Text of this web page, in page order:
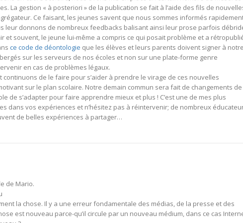
La gestion « à posteriori » de la publication se fait à l’aide des fils de
Ce faisant, les jeunes savent que nous sommes informés
leur donnons de nombreux feedbacks balisant ainsi leur prose parfois
et souvent, le jeune lui-même a compris ce qui posait problème et a
ce code de déontologie que les élèves et leurs parents doivent signer à notre
sur les serveurs de nos écoles et non sur une plate-forme genre
en cas de problèmes légaux.
de le faire pour s’aider à prendre le virage de ces nouvelles
sur le plan scolaire. Notre demain commun sera fait de changements de
de s’adapter pour faire apprendre mieux et plus ! C’est une de mes plus
dans vos expériences et n’hésitez pas à réintervenir; de nombreux
de belles expériences à partager…
de Mario.
la chose. Il y a une erreur fondamentale des médias, de la presse et des
est nouveau parce-qu’il circule par un nouveau médium, dans ce cas